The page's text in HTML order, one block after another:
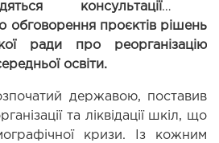
яться консультації з
проєктів рішень
ради про реорганізацію
освіти.
державою, поставив
та ліквідації шкіл, що
кризи. Із кожним